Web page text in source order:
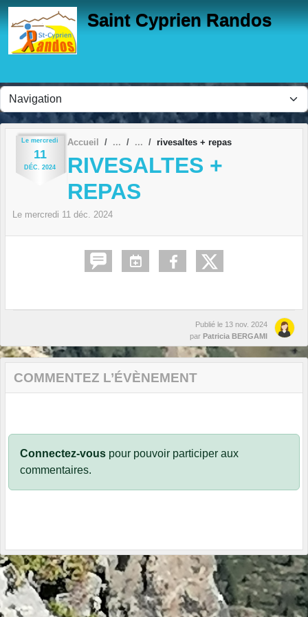
Saint Cyprien Randos
Le mercredi
11
DÉC. 2024
Accueil rivesaltes + repas
RIVESALTES +
REPAS
Le mercredi 11 déc. 2024
Publié le 13 nov. 2024
par Patricia BERGAMI
COMMENTEZ L’ÉVÈNEMENT
Connectez-vous pour pouvoir participer aux
commentaires.
Panneau de gestion des cookies